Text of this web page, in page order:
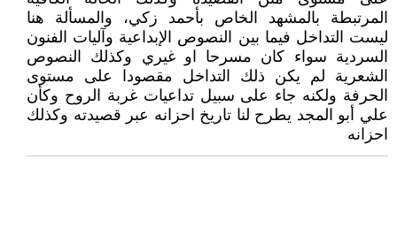
المرتبطة بالمشهد الخاص بأحمد زكي، والمسألة هنا
ليست التداخل فيما بين النصوص الإبداعية وآليات الفنون
السردية سواء كان مسرحا او غيري وكذلك النصوص
الشعرية لم يكن ذلك التداخل مقصودا على مستوى
الحرفة ولكنه جاء على سبيل تداعيات غربة الروح وكأن
علي أبو المجد يطرح لنا تاريخ احزانه عبر قصيدته وكذلك
احزانه